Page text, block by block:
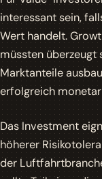
interessant sein,
Wert handelt.
müssten überzeugt
Marktanteile
erfolgreich
Das Investment
höherer
der